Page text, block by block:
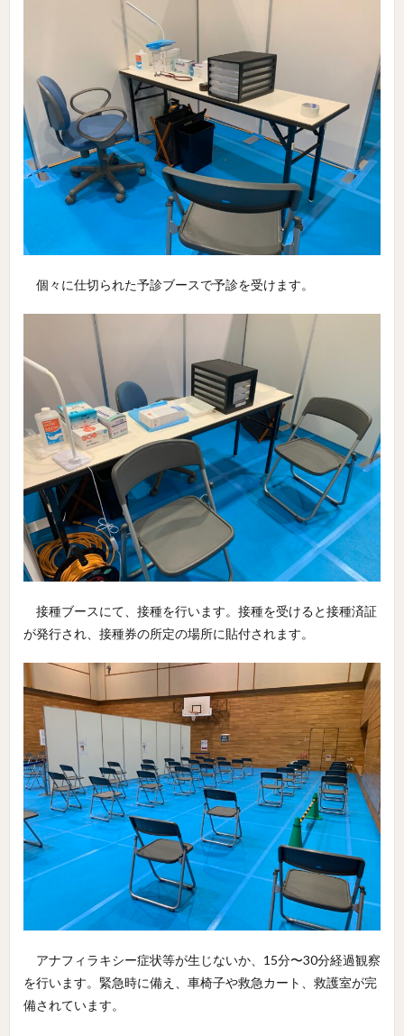
個々に仕切られた予診ブースで予診を受けます。
接種ブースにて、接種を行います。接種を受けると接種済証
が発行され、接種券の所定の場所に貼付されます。
アナフィラキシー症状等が生じないか、15分〜30分経過観察
を行います。緊急時に備え、車椅子や救急カート、救護室が完
備されています。